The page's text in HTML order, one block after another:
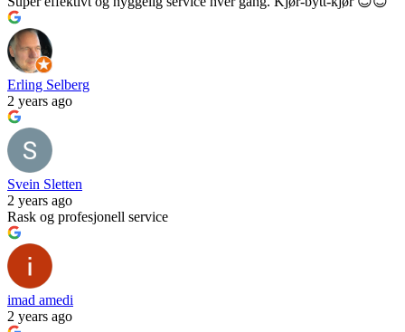
Erling Selberg
2 years ago
Svein Sletten
2 years ago
Rask og profesjonell service
imad amedi
2 years ago